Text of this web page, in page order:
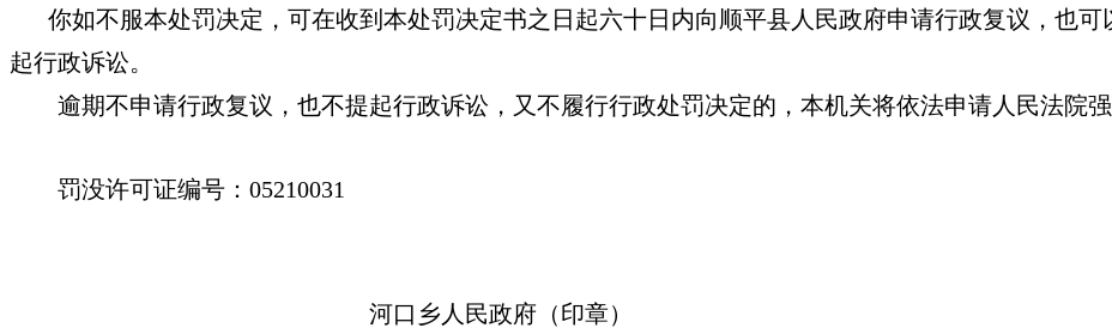
你如不服本处罚决定，可在收到本处罚决定书之日起六十日内向顺平县人民政府申请行政复议，也
起行政诉讼。
逾期不申请行政复议，也不提起行政诉讼，又不履行行政处罚决定的，本机关将依法申请人民法院强
罚没许可证编号：05210031
河口乡人民政府（印章）